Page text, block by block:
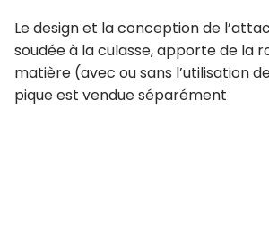
Le design et la conception de
soudée à la culasse, apporte de la
matière (avec ou sans l’utilisation
pique est vendue séparément